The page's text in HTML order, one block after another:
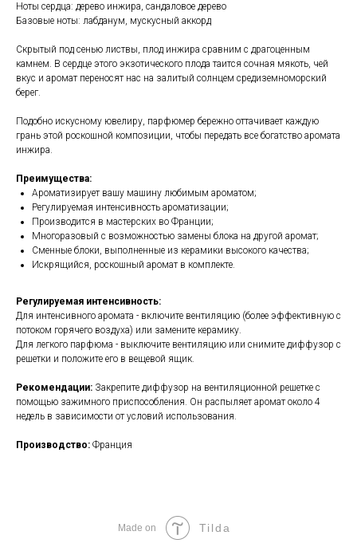
Ноты сердца: дерево инжира, сандаловое дерево
Базовые ноты: лабданум, мускусный аккорд
Скрытый под сенью листвы, плод инжира сравним с драгоценным
камнем. В сердце этого экзотического плода таится сочная мякоть, чей
вкус и аромат переносят нас на залитый солнцем средиземноморский
берег.
Подобно искусному ювелиру, парфюмер бережно оттачивает каждую
грань этой роскошной композиции, чтобы передать все богатство аромата
инжира.
Преимущества:
Ароматизирует вашу машину любимым ароматом;
Регулируемая интенсивность ароматизации;
Производится в мастерских во Франции;
Многоразовый с возможностью замены блока на другой аромат;
Сменные блоки, выполненные из керамики высокого качества;
Искрящийся, роскошный аромат в комплекте.
Регулируемая интенсивность:
Для интенсивного аромата - включите вентиляцию (более эффективную с
потоком горячего воздуха) или замените керамику.
Для легкого парфюма - выключите вентиляцию или снимите диффузор с
решетки и положите его в вещевой ящик.
Рекомендации: Закрепите диффузор на вентиляционной решетке с
помощью зажимного приспособления. Он распыляет аромат около 4
недель в зависимости от условий использования.
Производство: Франция
Made on Tilda